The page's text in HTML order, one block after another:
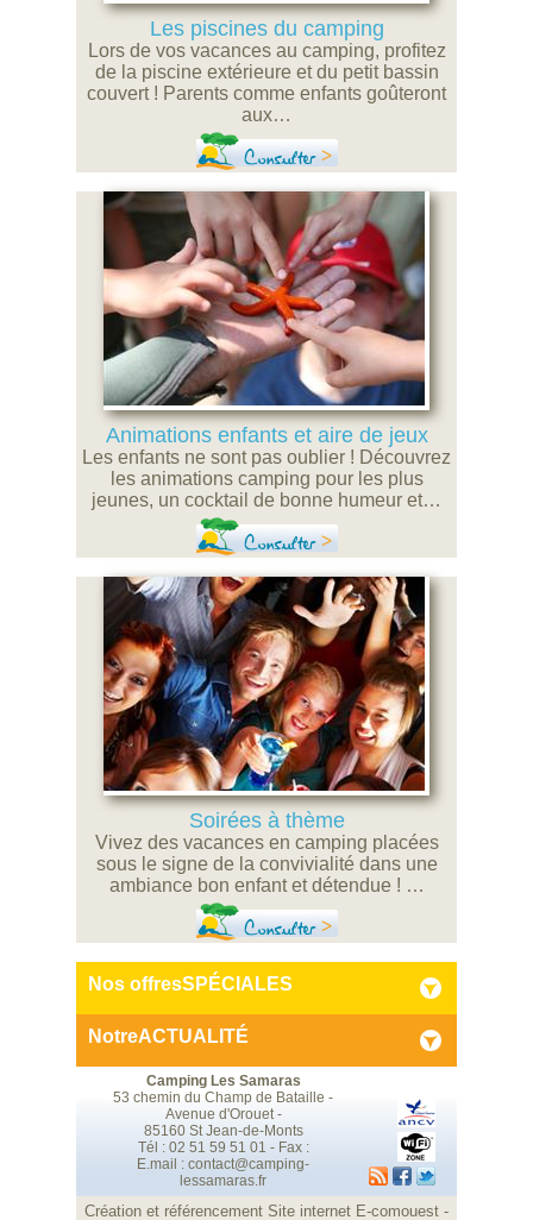
Les piscines du camping
Lors de vos vacances au camping, profitez
de la piscine extérieure et du petit bassin
couvert ! Parents comme enfants goûteront
aux…
Consulter
Animations enfants et aire de jeux
Les enfants ne sont pas oublier ! Découvrez
les animations camping pour les plus
jeunes, un cocktail de bonne humeur et…
Consulter
Soirées à thème
Vivez des vacances en camping placées
sous le signe de la convivialité dans une
ambiance bon enfant et détendue ! …
Consulter
Nos offresSPÉCIALES
NotreACTUALITÉ
Camping Les Samaras
53 chemin du Champ de Bataille -
Avenue d'Orouet -
85160 St Jean-de-Monts
Tél : 02 51 59 51 01 - Fax :
E.mail : contact@camping-
lessamaras.fr
Création et référencement Site internet E-comouest -